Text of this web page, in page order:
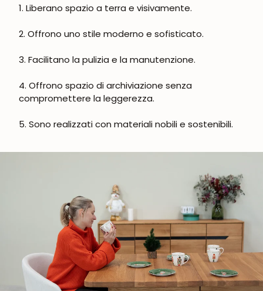
1. Liberano spazio a terra e visivamente.
2. Offrono uno stile moderno e sofisticato.
3. Facilitano la pulizia e la manutenzione.
4. Offrono spazio di archiviazione senza
compromettere la leggerezza.
5. Sono realizzati con materiali nobili e sostenibili.